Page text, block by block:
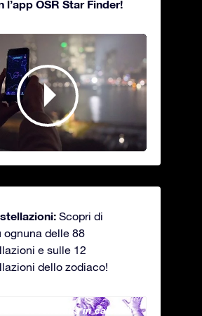
l’app OSR Star Finder!
Scopri di
ognuna delle 88
e sulle 12
dello zodiaco!
- La fanciulla in catene